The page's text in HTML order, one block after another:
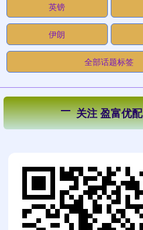
英镑
伊朗
全部话题标签
关注 盈富优配